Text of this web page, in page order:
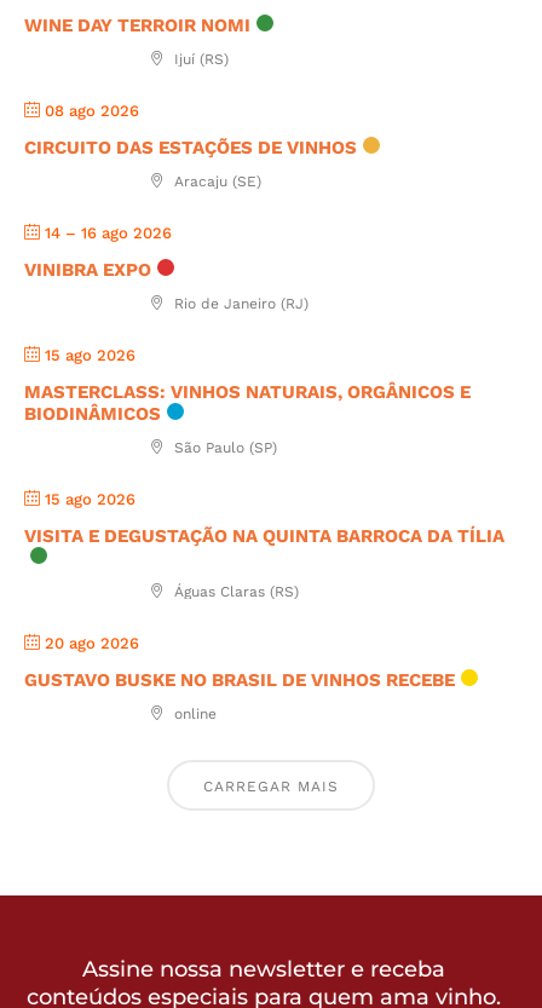
WINE DAY TERROIR NOMI
Ijuí (RS)
08 ago 2026
CIRCUITO DAS ESTAÇÕES DE VINHOS
Aracaju (SE)
14 – 16 ago 2026
VINIBRA EXPO
Rio de Janeiro (RJ)
15 ago 2026
MASTERCLASS: VINHOS NATURAIS, ORGÂNICOS E
BIODINÂMICOS
São Paulo (SP)
15 ago 2026
VISITA E DEGUSTAÇÃO NA QUINTA BARROCA DA TÍLIA
Águas Claras (RS)
20 ago 2026
GUSTAVO BUSKE NO BRASIL DE VINHOS RECEBE
online
CARREGAR MAIS
Assine nossa newsletter e receba
conteúdos especiais para quem ama vinho.